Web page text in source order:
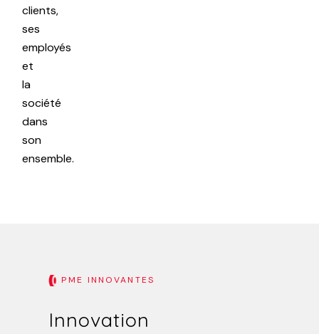
clients,
ses
employés
et
la
société
dans
son
ensemble.
PME INNOVANTES
Innovation